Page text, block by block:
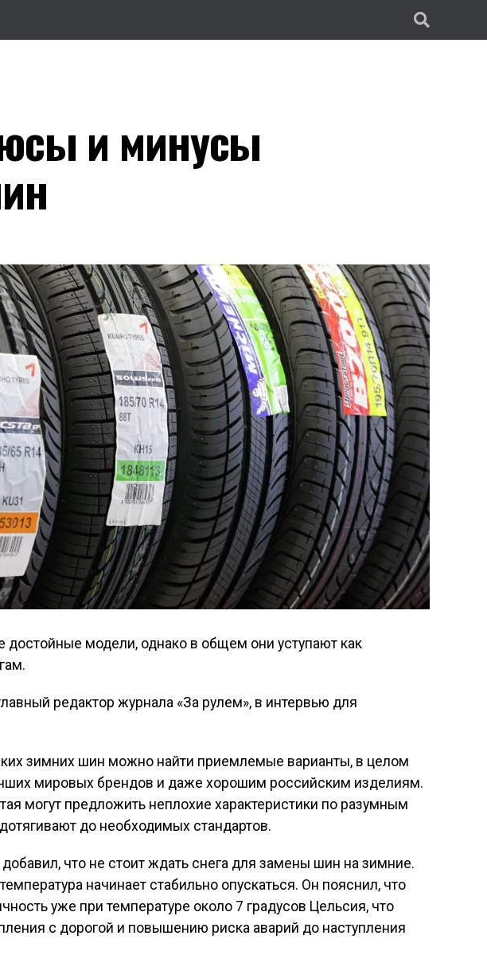
и минусы
модели, однако в общем они уступают как
редактор журнала «За рулем», в интервью для
зимних шин можно найти приемлемые варианты, в целом
мировых брендов и даже хорошим российским изделиям.
могут предложить неплохие характеристики по разумным
до необходимых стандартов.
что не стоит ждать снега для замены шин на зимние.
начинает стабильно опускаться. Он пояснил, что
уже при температуре около 7 градусов Цельсия, что
с дорогой и повышению риска аварий до наступления